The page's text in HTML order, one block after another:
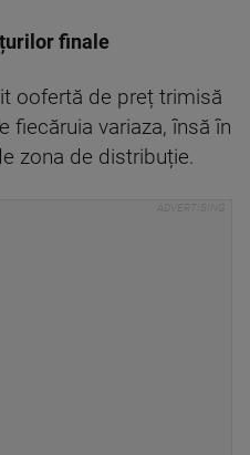
finale
oofertă de preț trimisă
fiecăruia variaza, însă în
zona de distribuție.